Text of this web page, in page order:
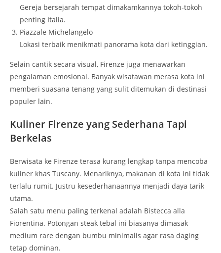
Gereja bersejarah tempat dimakamkannya tokoh-tokoh
penting Italia.
Piazzale Michelangelo
Lokasi terbaik menikmati panorama kota dari ketinggian.
Selain cantik secara visual, Firenze juga menawarkan
pengalaman emosional. Banyak wisatawan merasa kota ini
memberi suasana tenang yang sulit ditemukan di destinasi
populer lain.
Kuliner Firenze yang Sederhana Tapi
Berkelas
Berwisata ke Firenze terasa kurang lengkap tanpa mencoba
kuliner khas Tuscany. Menariknya, makanan di kota ini tidak
terlalu rumit. Justru kesederhanaannya menjadi daya tarik
utama.
Salah satu menu paling terkenal adalah Bistecca alla
Fiorentina. Potongan steak tebal ini biasanya dimasak
medium rare dengan bumbu minimalis agar rasa daging
tetap dominan.